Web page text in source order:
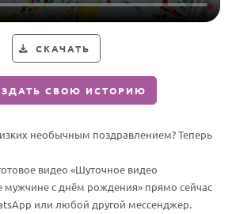
СКАЧАТЬ
СВОЮ ИСТОРИЮ
необычным поздравлением? Теперь
видео «Шуточное видео
мужчине с днём рождения» прямо сейчас
или любой другой мессенджер.